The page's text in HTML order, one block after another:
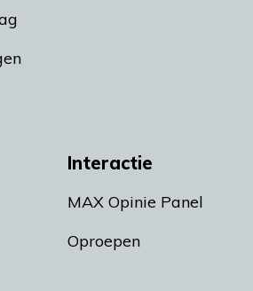
Interactie
MAX Opinie Panel
Oproepen